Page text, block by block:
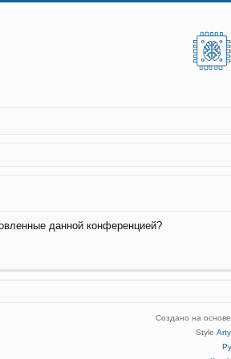
данной конференцией?
Создано на основе
Style Arty